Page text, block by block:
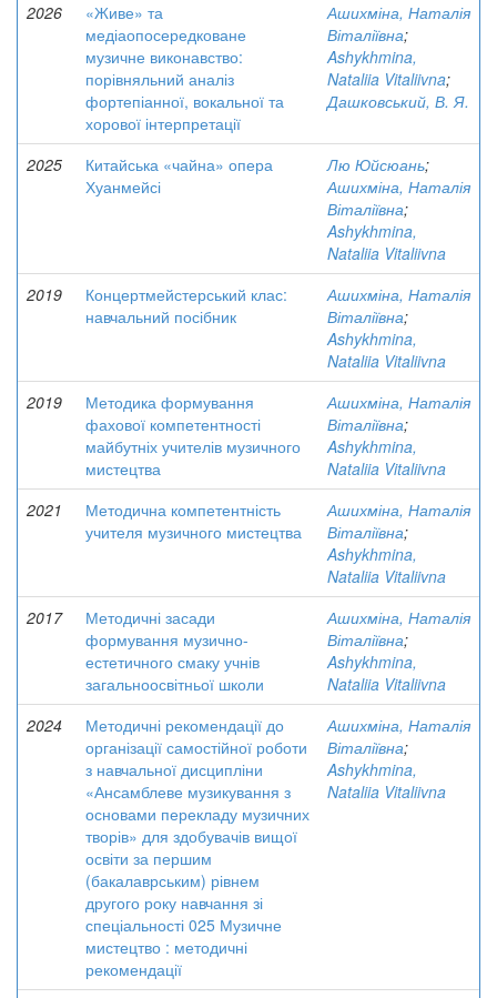
2026
«Живе» та
медіаопосередковане
музичне виконавство:
порівняльний аналіз
фортепіанної, вокальної та
хорової інтерпретації
Ашихміна, Наталія
Віталіївна;
Ashykhmina,
Nataliia Vitaliivna;
Дашковський, В. Я.
2025
Китайська «чайна» опера
Хуанмейсі
Лю Юйсюань;
Ашихміна, Наталія
Віталіївна;
Ashykhmina,
Nataliia Vitaliivna
2019
Концертмейстерський клас:
навчальний посібник
Ашихміна, Наталія
Віталіївна;
Ashykhmina,
Nataliia Vitaliivna
2019
Методика формування
фахової компетентності
майбутніх учителів музичного
мистецтва
Ашихміна, Наталія
Віталіївна;
Ashykhmina,
Nataliia Vitaliivna
2021
Методична компетентність
учителя музичного мистецтва
Ашихміна, Наталія
Віталіївна;
Ashykhmina,
Nataliia Vitaliivna
2017
Методичні засади
формування музично-
естетичного смаку учнів
загальноосвітньої школи
Ашихміна, Наталія
Віталіївна;
Ashykhmina,
Nataliia Vitaliivna
2024
Методичні рекомендації до
організації самостійної роботи
з навчальної дисципліни
«Ансамблеве музикування з
основами перекладу музичних
творів» для здобувачів вищої
освіти за першим
(бакалаврським) рівнем
другого року навчання зі
спеціальності 025 Музичне
мистецтво : методичні
рекомендації
Ашихміна, Наталія
Віталіївна;
Ashykhmina,
Nataliia Vitaliivna